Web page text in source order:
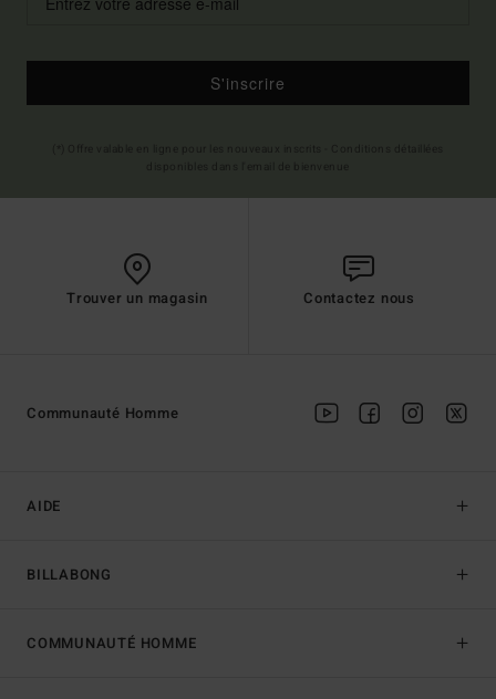
S'inscrire
Trouver un magasin Contactez nous
AIDE
BILLABONG
Communauté Homme
COMMUNAUTÉ HOMME